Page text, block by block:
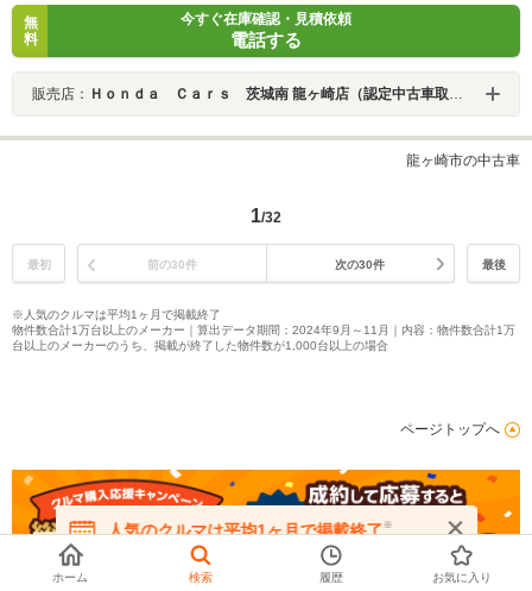
無
料
今すぐ在庫確認・見積依頼
電話する
販売店： Ｈｏｎｄａ Ｃａｒｓ 茨城南 龍ヶ崎店（認定中古車取扱店）
龍ヶ崎市の中古車
1/32
最初 前の30件 次の30件 最後
※人気のクルマは平均1ヶ月で掲載終了
物件数合計1万台以上のメーカー｜算出データ期間：2024年9月～11月｜内容：物件数合計1万
台以上のメーカーのうち、掲載が終了した物件数が1,000台以上の場合
ページトップへ
人気のクルマは平均1ヶ月で掲載終了※
在庫が無くなる前にお問い合わせください
ホーム 検索 履歴 お気に入り